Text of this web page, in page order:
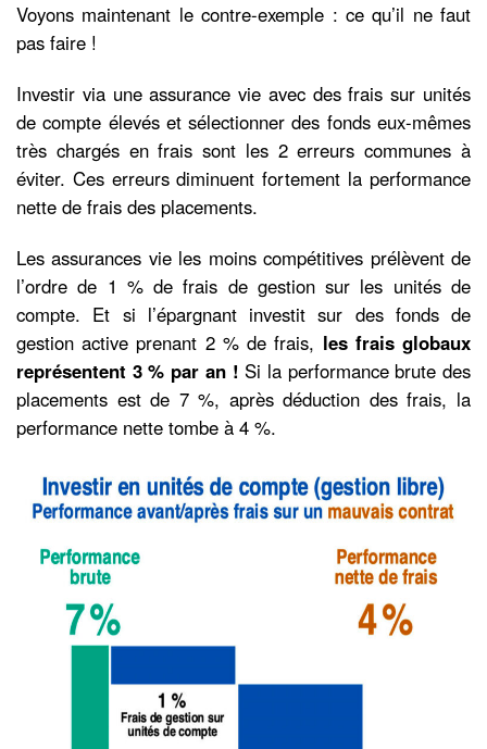
Voyons maintenant le contre-exemple : ce qu’il ne faut
pas faire !
Investir via une assurance vie avec des frais sur unités
de compte élevés et sélectionner des fonds eux-mêmes
très chargés en frais sont les 2 erreurs communes à
éviter. Ces erreurs diminuent fortement la performance
nette de frais des placements.
Les assurances vie les moins compétitives prélèvent de
l’ordre de 1 % de frais de gestion sur les unités de
compte. Et si l’épargnant investit sur des fonds de
gestion active prenant 2 % de frais, les frais globaux
représentent 3 % par an ! Si la performance brute des
placements est de 7 %, après déduction des frais, la
performance nette tombe à 4 %.